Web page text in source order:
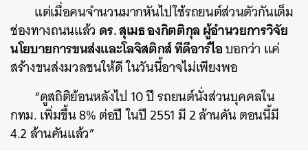
แต่เมื่อคนจำนวนมากหันไปใช้รถยนต์ส่วนตัวกันเต็ม
ช่องทางถนนแล้ว ดร. สุเมธ องกิตติกุล ผู้อำนวยการวิจัย
นโยบายการขนส่งและโลจิสติกส์ ทีดีอาร์ไอบอกว่า แค่
สร้างขนส่งมวลชนให้ดี ในวันนี้อาจไม่เพียงพอ
“ดูสถิติย้อนหลังไป 10 ปี รถยนต์นั่งส่วนบุคคลใน
กทม. เพิ่มขึ้น 8% ต่อปี ในปี 2551 มี 2 ล้านคัน ตอนนี้มี
4.2 ล้านคันแล้ว”